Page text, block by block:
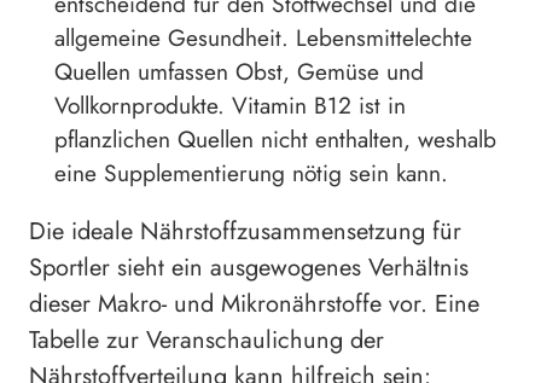
allgemeine Gesundheit. Lebensmittelechte
Quellen umfassen Obst, Gemüse und
Vollkornprodukte. Vitamin B12 ist in
pflanzlichen Quellen nicht enthalten, weshalb
eine Supplementierung nötig sein kann.
Die ideale Nährstoffzusammensetzung für
Sportler sieht ein ausgewogenes Verhältnis
dieser Makro- und Mikronährstoffe vor. Eine
Tabelle zur Veranschaulichung der